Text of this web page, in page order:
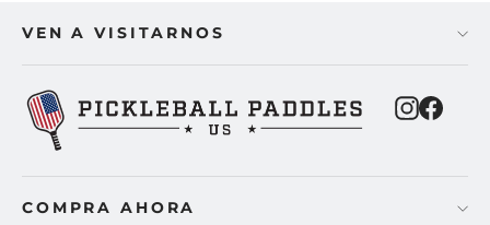
VEN A VISITARNOS
COMPRA AHORA